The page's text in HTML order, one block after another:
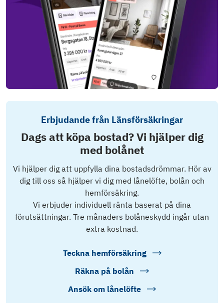
Erbjudande från Länsförsäkringar
Dags att köpa bostad? Vi hjälper dig
med bolånet
Vi hjälper dig att uppfylla dina bostadsdrömmar. Hör av
dig till oss så hjälper vi dig med lånelöfte, bolån och
hemförsäkring.
Vi erbjuder individuell ränta baserat på dina
förutsättningar. Tre månaders bolåneskydd ingår utan
extra kostnad.
Teckna hemförsäkring
Räkna på bolån
Ansök om lånelöfte